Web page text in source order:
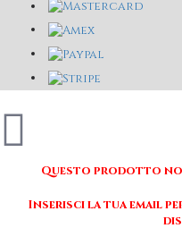
Questo prodotto
Inserisci la tua email